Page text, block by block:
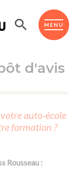
MENU
d'avis
auto-école
formation ?
Rousseau :